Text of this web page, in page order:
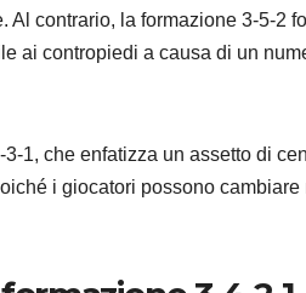
contrario, la formazione 3-5-2
ai contropiedi a causa di un
1, che enfatizza un assetto di
i giocatori possono